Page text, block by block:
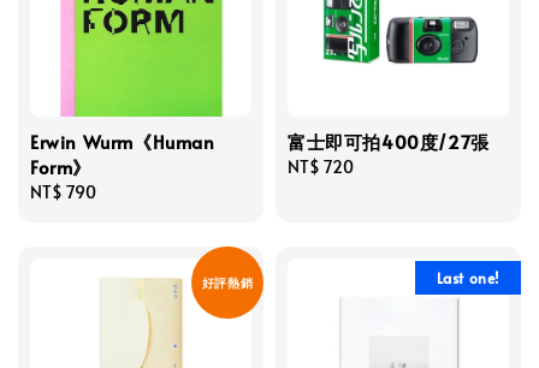
Erwin Wurm《Human
Form》
Regular
NT$ 790
富士即可拍400度/27張
Regular
NT$ 720
好評熱銷 Last one!